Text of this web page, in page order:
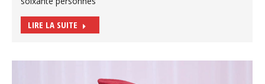
LIRE LA SUITE